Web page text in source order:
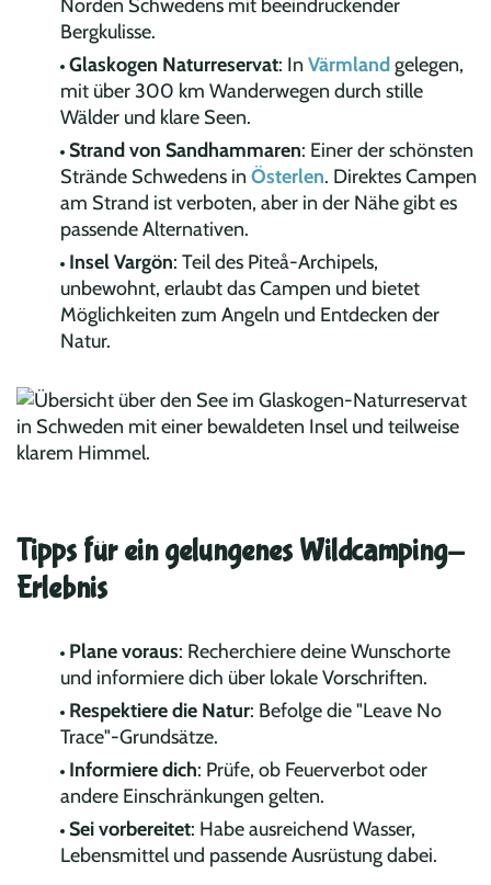
Norden Schwedens mit beeindruckender
Bergkulisse.
Glaskogen Naturreservat: In Värmland gelegen,
mit über 300 km Wanderwegen durch stille
Wälder und klare Seen.
Strand von Sandhammaren: Einer der schönsten
Strände Schwedens in Österlen. Direktes Campen
am Strand ist verboten, aber in der Nähe gibt es
passende Alternativen.
Insel Vargön: Teil des Piteå-Archipels,
unbewohnt, erlaubt das Campen und bietet
Möglichkeiten zum Angeln und Entdecken der
Natur.
Tipps für ein gelungenes Wildcamping-
Erlebnis
Plane voraus: Recherchiere deine Wunschorte
und informiere dich über lokale Vorschriften.
Respektiere die Natur: Befolge die "Leave No
Trace"-Grundsätze.
Informiere dich: Prüfe, ob Feuerverbot oder
andere Einschränkungen gelten.
Sei vorbereitet: Habe ausreichend Wasser,
Lebensmittel und passende Ausrüstung dabei.